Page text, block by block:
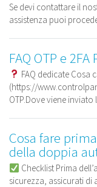
Se devi contattare il
assistenza puoi
FAQ OTP e
FAQ dedicate Cosa
(https://
OTP.Dove viene inviato
Cosa fare
della doppia
Checklist Prima
sicurezza, assicurati di